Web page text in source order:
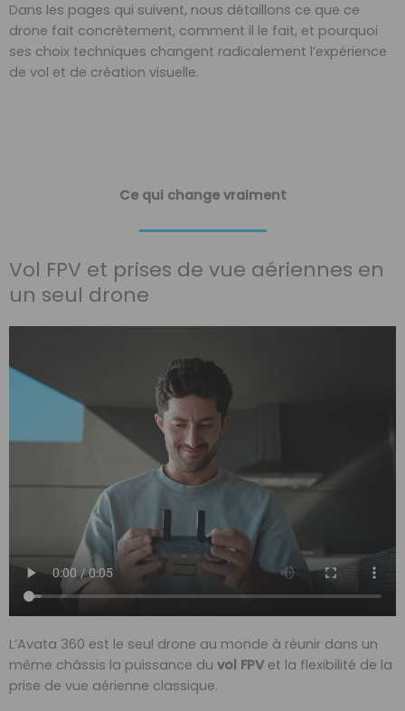
Dans les pages qui suivent, nous détaillons ce que ce
drone fait concrètement, comment il le fait, et pourquoi
ses choix techniques changent radicalement l’expérience
de vol et de création visuelle.
Ce qui change vraiment
Vol FPV et prises de vue aériennes en
un seul drone
L’Avata 360 est le seul drone au monde à réunir dans un
même châssis la puissance du vol FPV et la flexibilité de la
prise de vue aérienne classique.